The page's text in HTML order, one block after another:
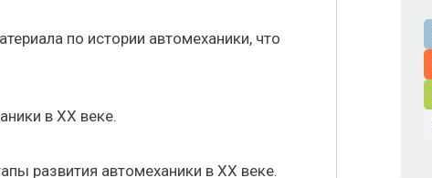
по истории автомеханики, что
в XX веке.
развития автомеханики в XX веке.